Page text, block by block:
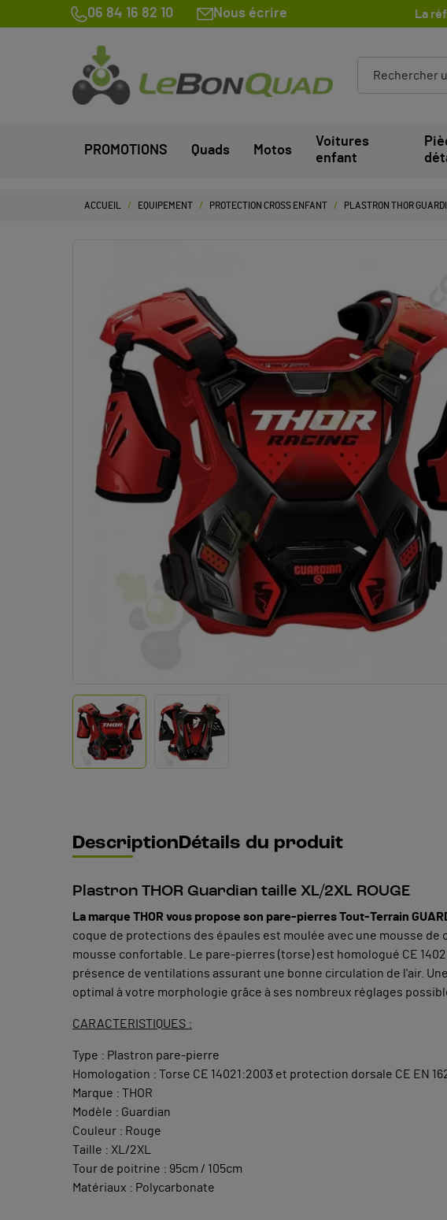
06 84 16 82 10 Nous écrire La
PROMOTIONS Quads Motos
Voitures
enfant
ACCUEIL EQUIPEMENT PROTECTION CROSS ENFANT PLASTRON THOR
DescriptionDétails du produit
Plastron THOR Guardian taille XL/2XL ROUGE
La marque THOR vous propose son pare-pierres Tout-Terrain
coque de protections des épaules est moulée avec une mousse
mousse confortable. Le pare-pierres (torse) est homologué CE
présence de ventilations assurant une bonne circulation de l'air.
optimal à votre morphologie grâce à ses nombreux réglages
CARACTERISTIQUES :
Type : Plastron pare-pierre
Homologation : Torse CE 14021:2003 et protection dorsale CE EN
Marque : THOR
Modèle : Guardian
Couleur : Rouge
Taille : XL/2XL
Tour de poitrine : 95cm / 105cm
Matériaux : Polycarbonate